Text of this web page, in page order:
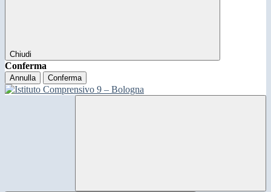
Chiudi
Conferma
Annulla Conferma